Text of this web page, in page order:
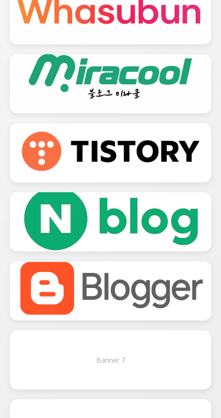
Banner 7